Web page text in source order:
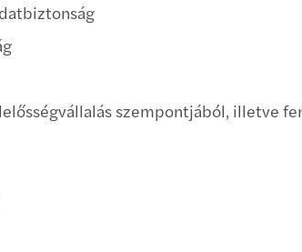
szempontjából, illetve